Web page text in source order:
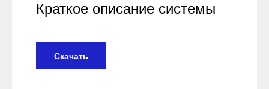
Краткое описание системы
Скачать